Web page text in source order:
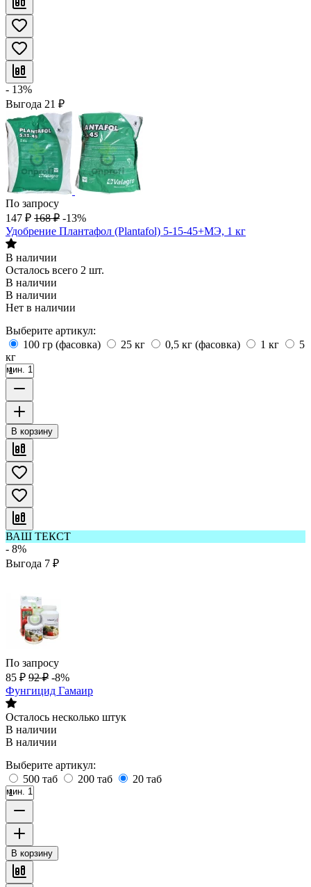
- 13%
Выгода 21 ₽
По запросу
147 ₽ 168 ₽ -13%
Удобрение Плантафол (Plantafol) 5-15-45+МЭ, 1 кг
В наличии
Осталось всего 2 шт.
В наличии
В наличии
Нет в наличии
Выберите артикул:
100 гр (фасовка)
25 кг 0,5 кг (фасовка) 1 кг
5
кг
мин. 1
В корзину
ВАШ ТЕКСТ
- 8%
Выгода 7 ₽
По запросу
85 ₽ 92 ₽ -8%
Фунгицид Гамаир
Осталось несколько штук
В наличии
В наличии
Выберите артикул:
500 таб
200 таб 20 таб
мин. 1
В корзину